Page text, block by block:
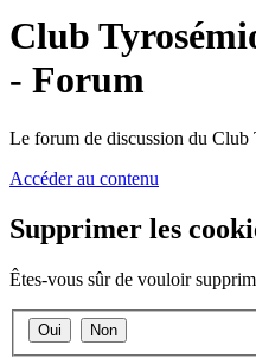
Club
- Forum
Le forum de discussion du Club
Accéder au contenu
Supprimer les
Êtes-vous sûr de vouloir